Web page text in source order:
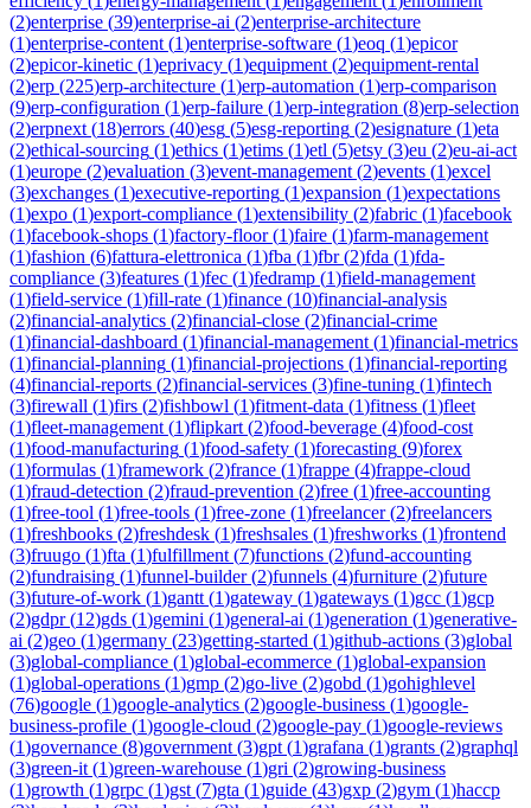
(2)enterprise (39)enterprise-ai (2)enterprise-architecture
(1)enterprise-content (1)enterprise-software (1)eoq (1)epicor
(2)epicor-kinetic (1)eprivacy (1)equipment (2)equipment-rental
(2)erp (225)erp-architecture (1)erp-automation (1)erp-comparison
(9)erp-configuration (1)erp-failure (1)erp-integration (8)erp-selection
(2)erpnext (18)errors (40)esg (5)esg-reporting (2)esignature (1)eta
(2)ethical-sourcing (1)ethics (1)etims (1)etl (5)etsy (3)eu (2)eu-ai-act
(1)europe (2)evaluation (3)event-management (2)events (1)excel
(3)exchanges (1)executive-reporting (1)expansion (1)expectations
(1)expo (1)export-compliance (1)extensibility (2)fabric (1)facebook
(1)facebook-shops (1)factory-floor(1)faire (1)farm-management
(1)fashion (6)fattura-elettronica (1)fba (1)fbr(2)fda (1)fda-
compliance (3)features (1)fec (1)fedramp (1)field-management
(1)field-service (1)fill-rate (1)finance (10)financial-analysis
(2)financial-analytics (2)financial-close (2)financial-crime
(1)financial-dashboard (1)financial-management (1)financial-metrics
(1)financial-planning (1)financial-projections (1)financial-reporting
(4)financial-reports (2)financial-services (3)fine-tuning (1)fintech
(3)firewall (1)firs (2)fishbowl (1)fitment-data (1)fitness (1)fleet
(1)fleet-management (1)flipkart (2)food-beverage (4)food-cost
(1)food-manufacturing (1)food-safety (1)forecasting (9)forex
(1)formulas (1)framework (2)france (1)frappe (4)frappe-cloud
(1)fraud-detection (2)fraud-prevention (2)free (1)free-accounting
(1)free-tool (1)free-tools (1)free-zone (1)freelancer(2)freelancers
(1)freshbooks (2)freshdesk (1)freshsales (1)freshworks (1)frontend
(3)fruugo (1)fta (1)fulfillment (7)functions (2)fund-accounting
(2)fundraising (1)funnel-builder(2)funnels (4)furniture (2)future
(3)future-of-work (1)gantt (1)gateway (1)gateways (1)gcc (1)gcp
(2)gdpr(12)gds (1)gemini (1)general-ai (1)generation (1)generative-
ai (2)geo (1)germany (23)getting-started (1)github-actions (3)global
(3)global-compliance (1)global-ecommerce (1)global-expansion
(1)global-operations (1)gmp (2)go-live (2)gobd (1)gohighlevel
(76)google (1)google-analytics (2)google-business (1)google-
business-profile (1)google-cloud (2)google-pay (1)google-reviews
(1)governance (8)government (3)gpt (1)grafana (1)grants (2)graphql
(3)green-it (1)green-warehouse (1)gri (2)growing-business
(1)growth (1)grpc (1)gst (7)gta (1)guide (43)gxp (2)gym (1)haccp